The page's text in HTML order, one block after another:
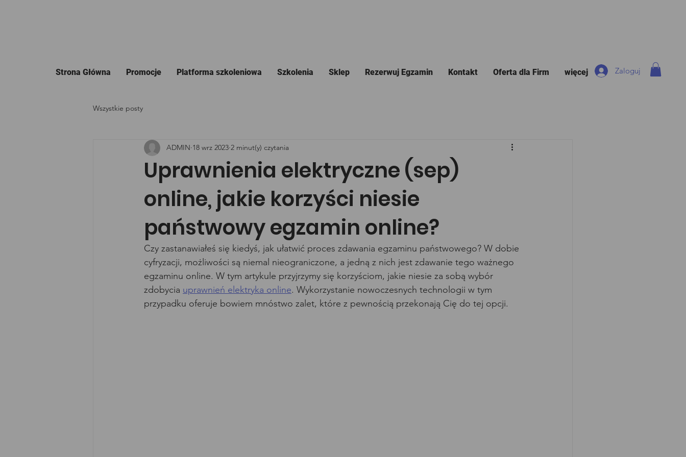
Strona Główna Promocje Platforma szkoleniowa Szkolenia Sklep Rezerwuj Egzamin Kontakt Oferta dla Firm więcej Zaloguj
Wszystkie posty
Uprawnienia elektryczne (sep)
online, jakie korzyści niesie
państwowy egzamin online?
ADMIN 18 wrz 2023 2 minut(y) czytania
Czy zastanawiałeś się kiedyś, jak ułatwić proces zdawania egzaminu państwowego? W dobie
cyfryzacji, możliwości są niemal nieograniczone, a jedną z nich jest zdawanie tego ważnego
egzaminu online. W tym artykule przyjrzymy się korzyściom, jakie niesie za sobą wybór
zdobycia uprawnień elektryka online. Wykorzystanie nowoczesnych technologii w tym
przypadku oferuje bowiem mnóstwo zalet, które z pewnością przekonają Cię do tej opcji.